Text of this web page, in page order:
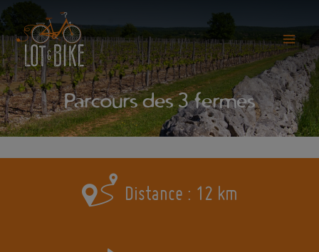
Aller
au
contenu
Main
Menu
Parcours des 3 fermes
Distance : 12 km